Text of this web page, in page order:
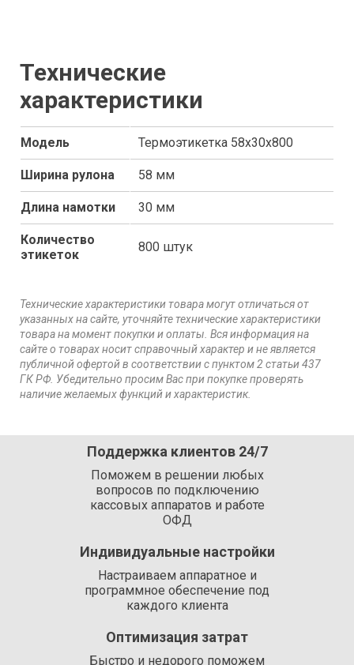
Технические
характеристики
Модель Термоэтикетка 58х30х800
Ширина рулона 58 мм
Длина намотки 30 мм
Количество
этикеток
800 штук
Технические характеристики товара могут отличаться от
указанных на сайте, уточняйте технические характеристики
товара на момент покупки и оплаты. Вся информация на
сайте о товарах носит справочный характер и не является
публичной офертой в соответствии с пунктом 2 статьи 437
ГК РФ. Убедительно просим Вас при покупке проверять
наличие желаемых функций и характеристик.
Поддержка клиентов 24/7
Поможем в решении любых
вопросов по подключению
кассовых аппаратов и работе
ОФД
Индивидуальные настройки
Настраиваем аппаратное и
программное обеспечение под
каждого клиента
Оптимизация затрат
Быстро и недорого поможем